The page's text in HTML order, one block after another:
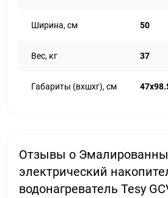
Ширина, см 50
Вес, кг 37
Габариты (вхшхг), см
Отзывы о
электрический
водонагреватель Tesy